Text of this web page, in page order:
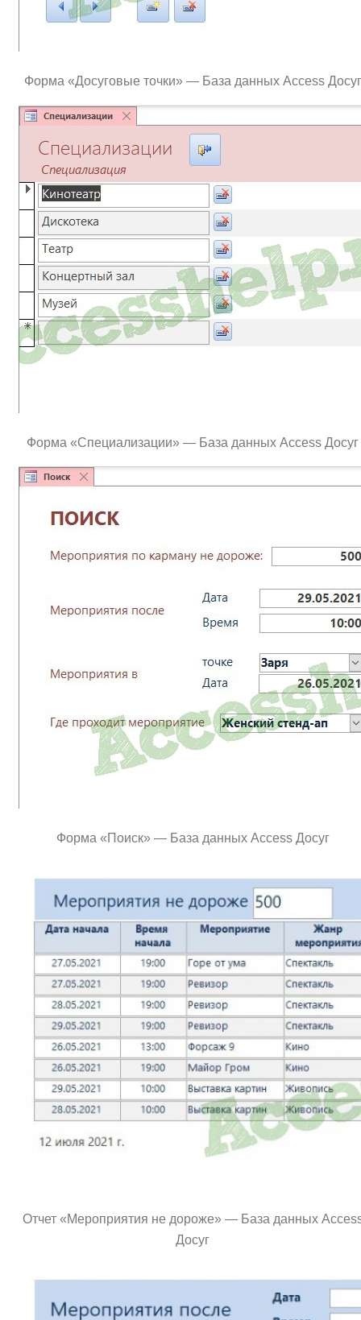
Форма «Досуговые точки» — База данных Access Досуг
Форма «Специализации» — База данных Access Досуг
Форма «Поиск» — База данных Access Досуг
Отчет «Мероприятия не дороже» — База данных
Досуг